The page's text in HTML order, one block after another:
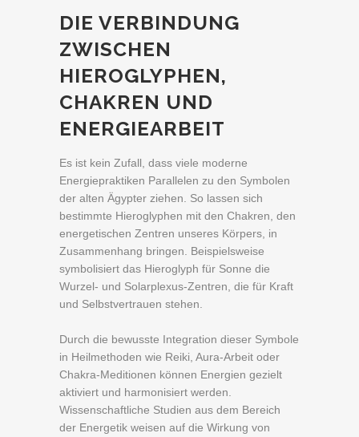
DIE VERBINDUNG
ZWISCHEN
HIEROGLYPHEN,
CHAKREN UND
ENERGIEARBEIT
Es ist kein Zufall, dass viele moderne
Energiepraktiken Parallelen zu den Symbolen
der alten Ägypter ziehen. So lassen sich
bestimmte Hieroglyphen mit den Chakren, den
energetischen Zentren unseres Körpers, in
Zusammenhang bringen. Beispielsweise
symbolisiert das Hieroglyph für Sonne die
Wurzel- und Solarplexus-Zentren, die für Kraft
und Selbstvertrauen stehen.
Durch die bewusste Integration dieser Symbole
in Heilmethoden wie Reiki, Aura-Arbeit oder
Chakra-Meditionen können Energien gezielt
aktiviert und harmonisiert werden.
Wissenschaftliche Studien aus dem Bereich
der Energetik weisen auf die Wirkung von